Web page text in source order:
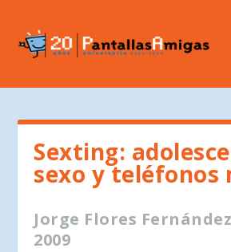
Sexting:
sexo y teléfonos
Jorge Flores
2009